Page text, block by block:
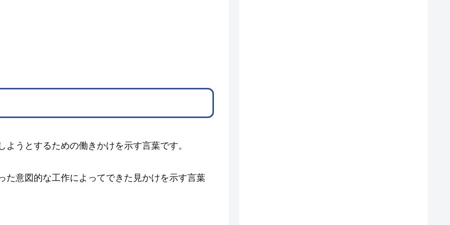
うとするための働きかけを示す言葉です。
た意図的な工作によってできた見かけを示す言葉